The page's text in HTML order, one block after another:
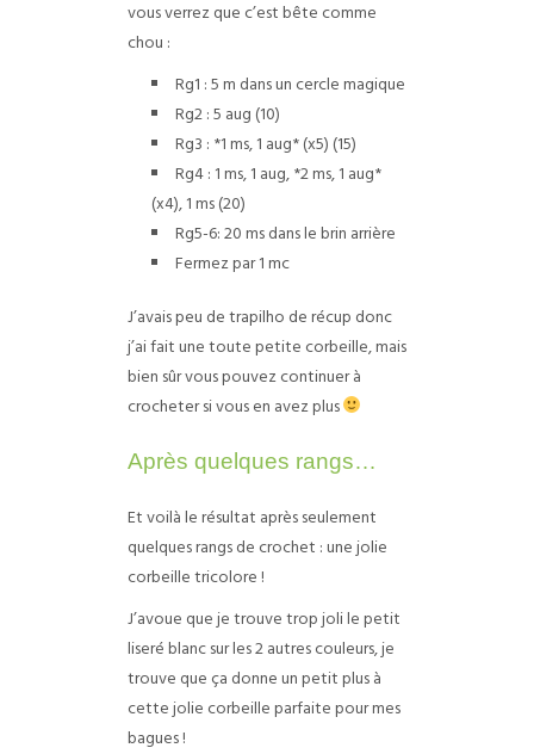
vous verrez que c’est bête comme
chou :
Rg1 : 5 m dans un cercle magique
Rg2 : 5 aug (10)
Rg3 : *1 ms, 1 aug* (x5) (15)
Rg4 : 1 ms, 1 aug, *2 ms, 1 aug*
(x4), 1 ms (20)
Rg5-6: 20 ms dans le brin arrière
Fermez par 1 mc
J’avais peu de trapilho de récup donc
j’ai fait une toute petite corbeille, mais
bien sûr vous pouvez continuer à
crocheter si vous en avez plus
Après quelques rangs…
Et voilà le résultat après seulement
quelques rangs de crochet : une jolie
corbeille tricolore !
J’avoue que je trouve trop joli le petit
liseré blanc sur les 2 autres couleurs, je
trouve que ça donne un petit plus à
cette jolie corbeille parfaite pour mes
bagues !